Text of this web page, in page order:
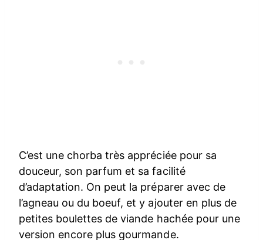
C’est une chorba très appréciée pour sa
douceur, son parfum et sa facilité
d’adaptation. On peut la préparer avec de
l’agneau ou du boeuf, et y ajouter en plus de
petites boulettes de viande hachée pour une
version encore plus gourmande.